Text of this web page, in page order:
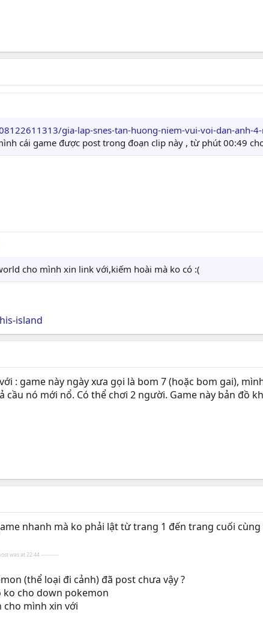
gia-lap-snes-tan-huong-niem-vui-voi-dan-anh-
cái game được post trong đoạn clip này , từ phút 00:49
cho mình xin link với,kiếm hoài mà ko có :(
island
: game này ngày xưa gọi là bom 7 (hoặc bom gai),
cầu nó mới nổ. Có thể chơi 2 người. Game này bản đồ
nhanh mà ko phải lật từ trang 1 đến trang cuối cùng
was at 22:44 ----------
(thể loại đi cảnh) đã post chưa vậy ?
ko cho down pokemon
cho mình xin với